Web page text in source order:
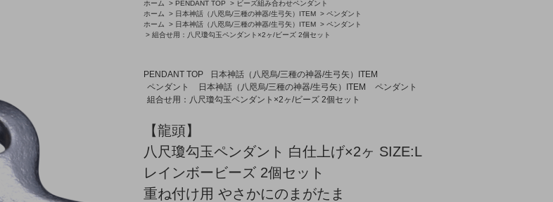
ホーム > PENDANT TOP > ビーズ組み合わせペンダント
ホーム
> 日本神話（八咫烏/三種の神器/生弓矢）ITEM > ペンダント
ホーム
> 日本神話（八咫烏/三種の神器/生弓矢）ITEM > ペンダント
> 組合せ用：八尺瓊勾玉ペンダント×2ヶ/ビーズ 2個セット
PENDANT TOP
日本神話（八咫烏/三種の神器/生弓矢）ITEM
ペンダント
日本神話（八咫烏/三種の神器/生弓矢）ITEM
ペンダント
組合せ用：八尺瓊勾玉ペンダント×2ヶ/ビーズ 2個セット
【龍頭】
八尺瓊勾玉ペンダント 白仕上げ×2ヶ SIZE:L
レインボービーズ 2個セット
重ね付け用 やさかにのまがたま